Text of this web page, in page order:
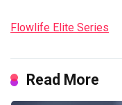
Flowlife Elite Series
Read More